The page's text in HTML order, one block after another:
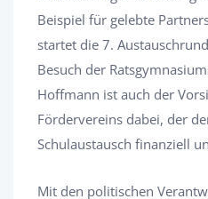
Beispiel für gelebte
startet die 7.
Besuch der
Hoffmann ist auch der
Fördervereins dabei, der
Schulaustausch finanziell
Mit den politischen